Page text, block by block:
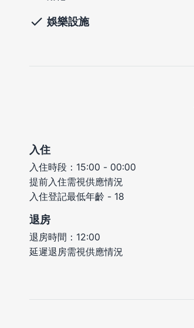
娛樂設施
入住
入住時段：15:00 - 00:00
提前入住需視供應情況
入住登記最低年齡 - 18
退房
退房時間：12:00
延遲退房需視供應情況